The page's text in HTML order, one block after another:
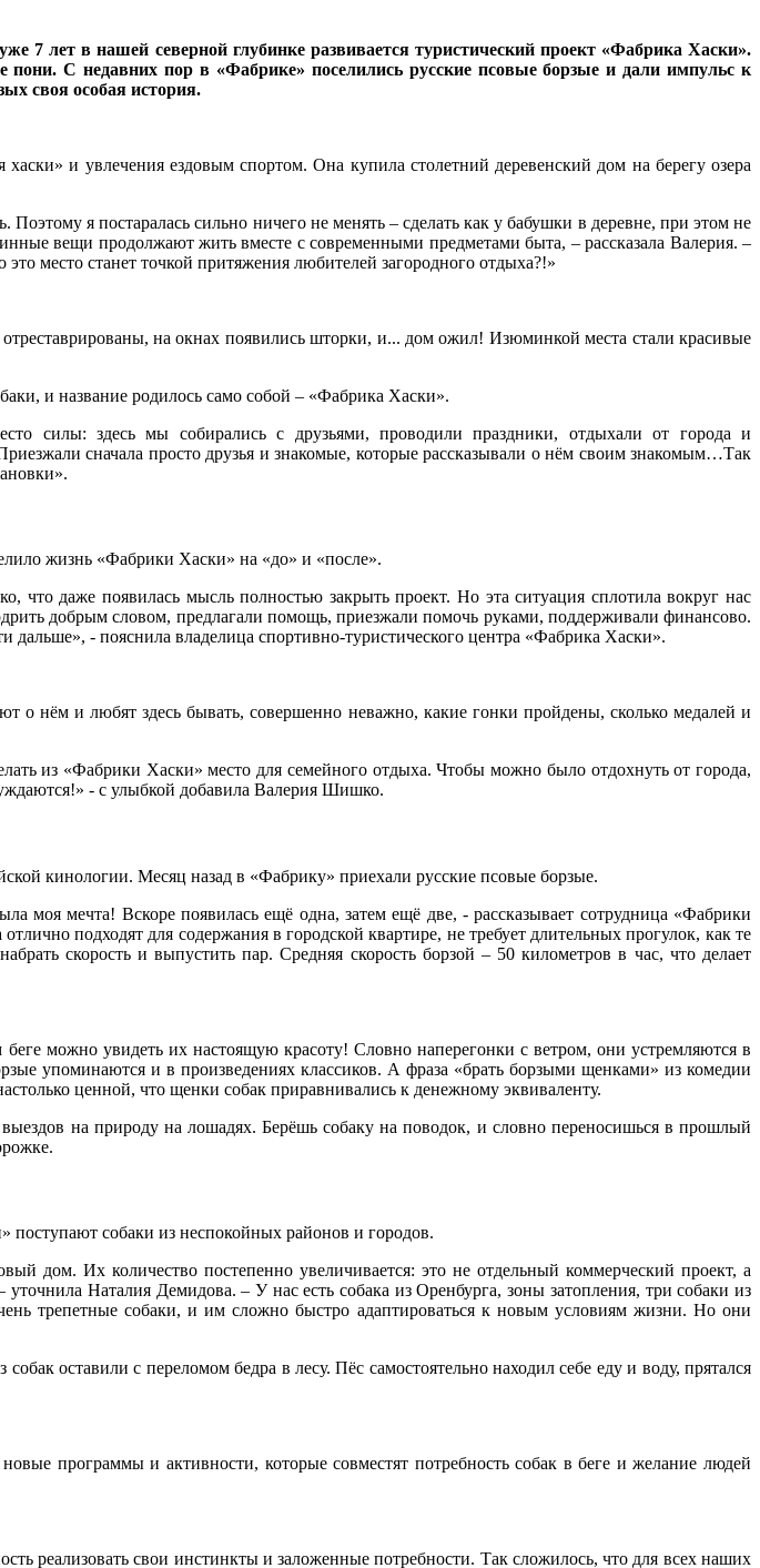
7 лет в нашей северной глубинке развивается туристический проект «Фабрика Хаски».
пони. С недавних пор в «Фабрике» поселились русские псовые борзые и дали импульс к
своя особая история.
хаски» и увлечения ездовым спортом. Она купила столетний деревенский дом на берегу озера
я постаралась сильно ничего не менять – сделать как у бабушки в деревне, при этом не
вещи продолжают жить вместе с современными предметами быта, – рассказала Валерия. –
место станет точкой притяжения любителей загородного отдыха?!»
на окнах появились шторки, и... дом ожил! Изюминкой места стали красивые
и название родилось само собой – «Фабрика Хаски».
силы: здесь мы собирались с друзьями, проводили праздники, отдыхали от города и
сначала просто друзья и знакомые, которые рассказывали о нём своим знакомым…Так
жизнь «Фабрики Хаски» на «до» и «после».
даже появилась мысль полностью закрыть проект. Но эта ситуация сплотила вокруг нас
добрым словом, предлагали помощь, приезжали помочь руками, поддерживали финансово.
- пояснила владелица спортивно-туристического центра «Фабрика Хаски».
о нём и любят здесь бывать, совершенно неважно, какие гонки пройдены, сколько медалей и
из «Фабрики Хаски» место для семейного отдыха. Чтобы можно было отдохнуть от города,
- с улыбкой добавила Валерия Шишко.
кинологии. Месяц назад в «Фабрику» приехали русские псовые борзые.
моя мечта! Вскоре появилась ещё одна, затем ещё две, - рассказывает сотрудница «Фабрики
подходят для содержания в городской квартире, не требует длительных прогулок, как те
скорость и выпустить пар. Средняя скорость борзой – 50 километров в час, что делает
можно увидеть их настоящую красоту! Словно наперегонки с ветром, они устремляются в
упоминаются и в произведениях классиков. А фраза «брать борзыми щенками» из комедии
ценной, что щенки собак приравнивались к денежному эквиваленту.
на природу на лошадях. Берёшь собаку на поводок, и словно переносишься в прошлый
собаки из неспокойных районов и городов.
дом. Их количество постепенно увеличивается: это не отдельный коммерческий проект, а
Наталия Демидова. – У нас есть собака из Оренбурга, зоны затопления, три собаки из
трепетные собаки, и им сложно быстро адаптироваться к новым условиям жизни. Но они
оставили с переломом бедра в лесу. Пёс самостоятельно находил себе еду и воду, прятался
программы и активности, которые совместят потребность собак в беге и желание людей
реализовать свои инстинкты и заложенные потребности. Так сложилось, что для всех наших